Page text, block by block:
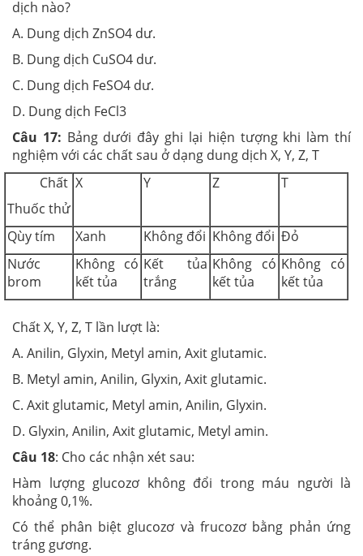
dịch nào?
A. Dung dịch ZnSO4 dư.
B. Dung dịch CuSO4 dư.
C. Dung dịch FeSO4 dư.
D. Dung dịch FeCl3
Câu 17: Bảng dưới đây ghi lại hiện tượng khi làm thí
nghiệm với các chất sau ở dạng dung dịch X, Y, Z, T
Chất
Thuốc thử
X Y Z T
Qùy tím Xanh Không đổi Không đổi Đỏ
Nước
brom
Không có
kết tủa
Kết tủa
trắng
Không có
kết tủa
Không có
kết tủa
Chất X, Y, Z, T lần lượt là:
A. Anilin, Glyxin, Metyl amin, Axit glutamic.
B. Metyl amin, Anilin, Glyxin, Axit glutamic.
C. Axit glutamic, Metyl amin, Anilin, Glyxin.
D. Glyxin, Anilin, Axit glutamic, Metyl amin.
Câu 18: Cho các nhận xét sau:
Hàm lượng glucozơ không đổi trong máu người là
khoảng 0,1%.
Có thể phân biệt glucozơ và frucozơ bằng phản ứng
tráng gương.